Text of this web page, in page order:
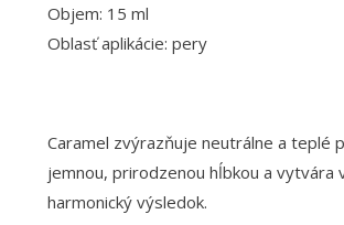
Objem: 15 ml
Oblasť aplikácie: pery
Caramel zvýrazňuje neutrálne a teplé
jemnou, prirodzenou hĺbkou a vytvára
harmonický výsledok.